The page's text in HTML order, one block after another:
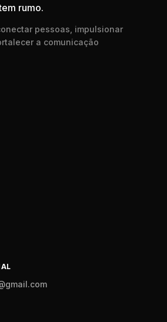
rumo.
pessoas, impulsionar
a comunicação